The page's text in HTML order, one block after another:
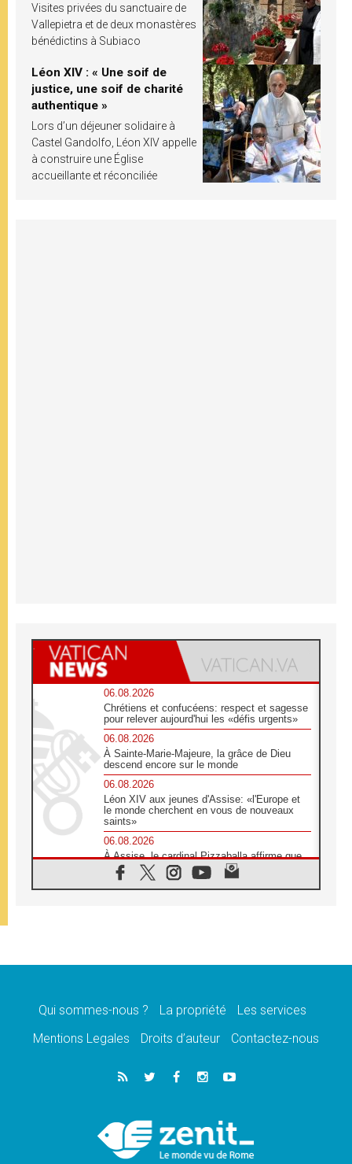
Visites privées du sanctuaire de
Vallepietra et de deux monastères
bénédictins à Subiaco
Léon XIV : « Une soif de
justice, une soif de charité
authentique »
Lors d’un déjeuner solidaire à
Castel Gandolfo, Léon XIV appelle
à construire une Église
accueillante et réconciliée
06.08.2026
Chrétiens et confucéens: respect et sagesse
pour relever aujourd'hui les «défis urgents»
06.08.2026
À Sainte-Marie-Majeure, la grâce de Dieu
descend encore sur le monde
06.08.2026
Léon XIV aux jeunes d'Assise: «l'Europe et
le monde cherchent en vous de nouveaux
saints»
06.08.2026
À Assise, le cardinal Pizzaballa affirme que
«les chrétiens veulent la paix»
06.08.2026
message de paix et de dignité humaine»
«La visite du Pape en Uruguay renforcera
05.08.2026
Le nonce en Ukraine: «Il est inquiétant
Léon XIV au Pérou, une lueur d'espoir pour
un peuple en quête de paix
Qui sommes-nous ? La propriété
Les services
Mentions Legales
Droits d’auteur Contactez-nous